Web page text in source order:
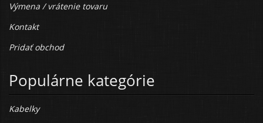
Výmena / vrátenie tovaru
Kontakt
Pridať obchod
Populárne kategórie
Kabelky